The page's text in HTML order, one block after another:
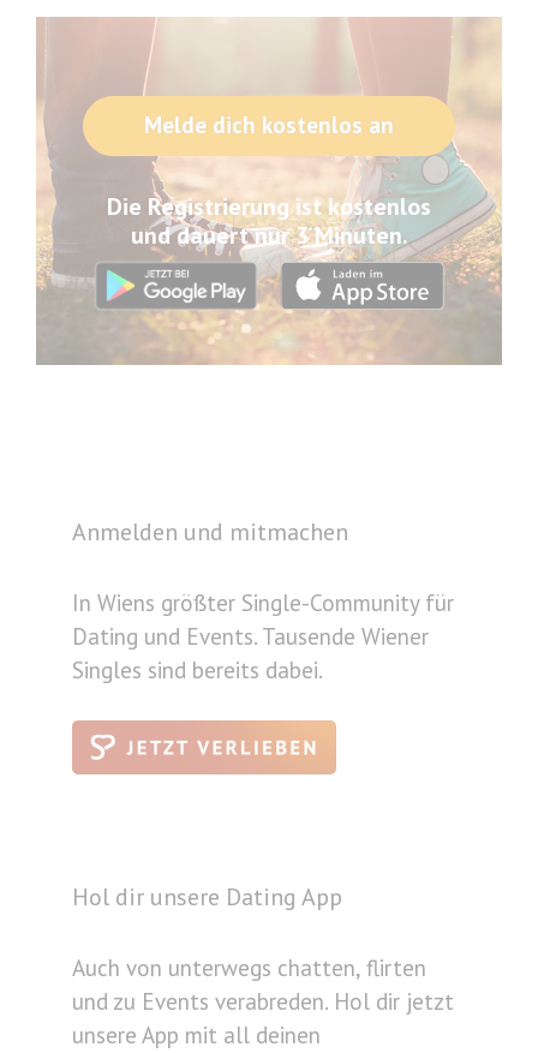
Melde dich kostenlos an
Die Registrierung ist kostenlos
und dauert nur 3 Minuten.
Anmelden und mitmachen
In Wiens größter Single-Community für
Dating und Events. Tausende Wiener
Singles sind bereits dabei.
Hol dir unsere Dating App
Auch von unterwegs chatten, flirten
und zu Events verabreden. Hol dir jetzt
unsere App mit all deinen